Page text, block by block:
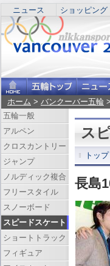
ニュース ショッピング
ホーム > バンクーバー五輪 >
ス
トップ
長島
五輪一般
アルペン
クロスカントリー
ジャンプ
ノルディック複合
フリースタイル
スノーボード
スピードスケート
ショートトラック
フィギュア